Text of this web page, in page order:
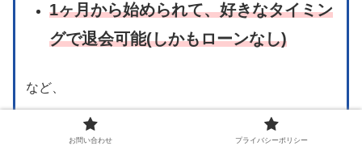
1ヶ月から始められて、好きなタイミン
グで退会可能(しかもローンなし)
など、
お問い合わせ プライバシーポリシー